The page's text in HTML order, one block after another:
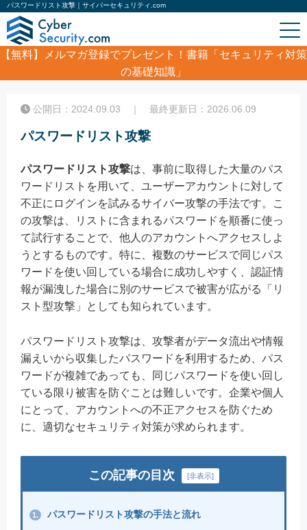
パスワードリスト攻撃｜サイバーセキュリティ.com
【無料】
メルマガ登録でプレゼント！書籍「セキュリティ対策
の基礎知識」
パスワードリスト攻撃
公開日：2024.09.03 ｜ 最終更新日：2026.06.09
パスワードリスト攻撃
パスワードリスト攻撃は、事前に取得した大量のパス
ワードリストを用いて、ユーザーアカウントに対して
不正にログインを試みるサイバー攻撃の手法です。こ
の攻撃は、リストに含まれるパスワードを順番に使っ
て試行することで、他人のアカウントへアクセスしよ
うとするものです。特に、複数のサービスで同じパス
ワードを使い回している場合に成功しやすく、認証情
報が漏洩した場合に別のサービスで被害が広がる「リ
スト型攻撃」としても知られています。
パスワードリスト攻撃は、攻撃者がデータ流出や情報
漏えいから収集したパスワードを利用するため、パス
ワードが複雑であっても、同じパスワードを使い回し
ている限り被害を防ぐことは難しいです。企業や個人
にとって、アカウントへの不正アクセスを防ぐため
に、適切なセキュリティ対策が求められます。
この記事の目次 [非表示]
1. パスワードリスト攻撃の手法と流れ